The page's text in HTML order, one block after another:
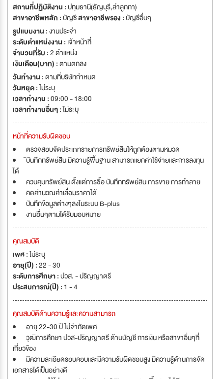
สถานที่ปฏิบัติงาน :ปทุมธานี(ธัญบุรี,ลำลูกกา)
สาขาอาชีพหลัก :บัญชีสาขาอาชีพรอง :บัญชีอื่นๆ
รูปแบบงาน :งานประจำ
ระดับตำแหน่งงาน : เจ้าหน้าที่
จำนวนที่รับ :2 ตำแหน่ง
เงินเดือน(บาท) :ตามตกลง
วันทำงาน :ตามที่บริษัทกำหนด
วันหยุด :ไม่ระบุ
เวลาทำงาน :09:00 - 18:00
เวลาทำงานอื่นๆ :ไม่ระบุ
หน้าที่ความรับผิดชอบ
ตรวจสอบจัดประเภทรายการทรัพย์สินให้ถูกต้องตามหมวด
ับันทึกทรัพย์สิน มีความรู้พื้นฐาน สามารถเเยกค่าใช้จ่ายเเละการลงทุน
ได้
ควบคุมทรัพย์สิน ตั้งเเต่การซื้อ บันทึกทรัพย์สิน การขาย การทำลาย
คิดคำนวณค่าเสื่อมราคาได้
บันทึกข้อมูลต่างๆลงในระบบ B-plus
งานอื่นๆตามได้รับมอบหมาย
คุณสมบัติ
เพศ :ไม่ระบุ
อายุ(ปี) :22 - 30
ระดับการศึกษา :ปวส. - ปริญญาตรี
ประสบการณ์(ปี) : 1 - 4
คุณสมบัติด้านความรู้และความสามารถ
อายุ 22-30 ปี ไม่จำกัดเพศ
วุฒิการศึกษา ปวส-ปริญญาตรี ด้านบัญชี การเงิน หรือสาขาอื่นๆที่
เกี่ยวข้อง
มีความละเอียดรอบคอบเเละมีความรับผิดชอบสูง มีความรู้ด้านการจัด
เอกสารได้เป็นอย่างดี